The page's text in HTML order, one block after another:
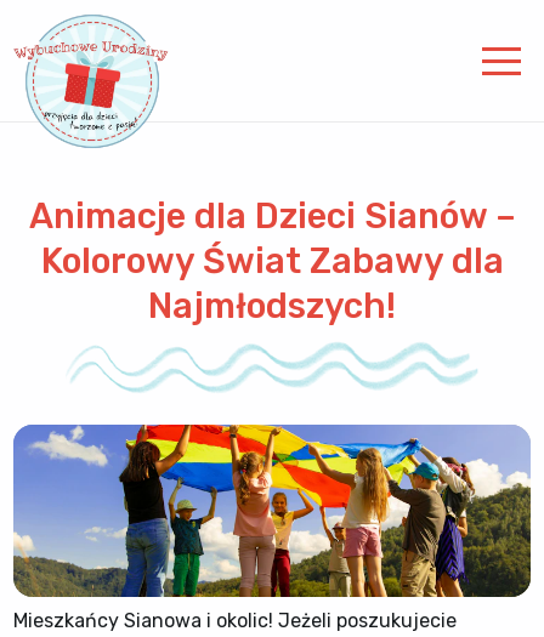
Animacje dla Dzieci Sianów –
Kolorowy Świat Zabawy dla
Najmłodszych!
Mieszkańcy Sianowa i okolic! Jeżeli poszukujecie